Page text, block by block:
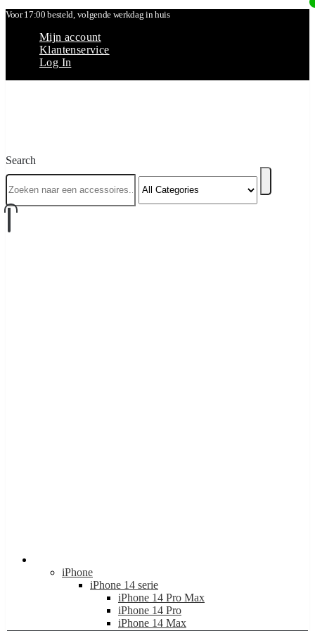
Voor 17:00 besteld, volgende werkdag in huis
Mijn account
Klantenservice
Log In
Search
iPhone
iPhone 14 serie
iPhone 14 Pro Max
iPhone 14 Pro
iPhone 14 Max